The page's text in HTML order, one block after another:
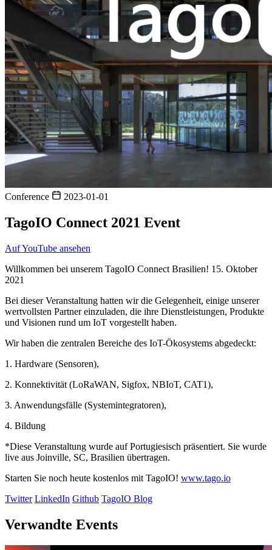
Conference 2023-01-01
TagoIO Connect 2021 Event
Auf YouTube ansehen
Willkommen bei unserem TagoIO Connect Brasilien! 15. Oktober
2021
Bei dieser Veranstaltung hatten wir die Gelegenheit, einige unserer
wertvollsten Partner einzuladen, die ihre Dienstleistungen, Produkte
und Visionen rund um IoT vorgestellt haben.
Wir haben die zentralen Bereiche des IoT-Ökosystems abgedeckt:
1. Hardware (Sensoren),
2. Konnektivität (LoRaWAN, Sigfox, NBIoT, CAT1),
3. Anwendungsfälle (Systemintegratoren),
4. Bildung
*Diese Veranstaltung wurde auf Portugiesisch präsentiert. Sie wurde
live aus Joinville, SC, Brasilien übertragen.
Starten Sie noch heute kostenlos mit TagoIO! www.tago.io
Twitter LinkedIn Github TagoIO Blog
Verwandte Events